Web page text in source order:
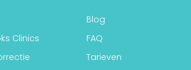
Clinics
Blog
FAQ
Tarieven